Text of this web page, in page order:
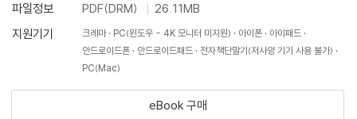
파일정보
PDF(DRM)
26.11MB
지원기기
크레마 PC(윈도우 - 4K 모니터 미지원) 아이폰
아이패드
안드로이드폰
안드로이드패드
전자책단말기(저사양 기기 사용 불가)
PC(Mac)
eBook 구매